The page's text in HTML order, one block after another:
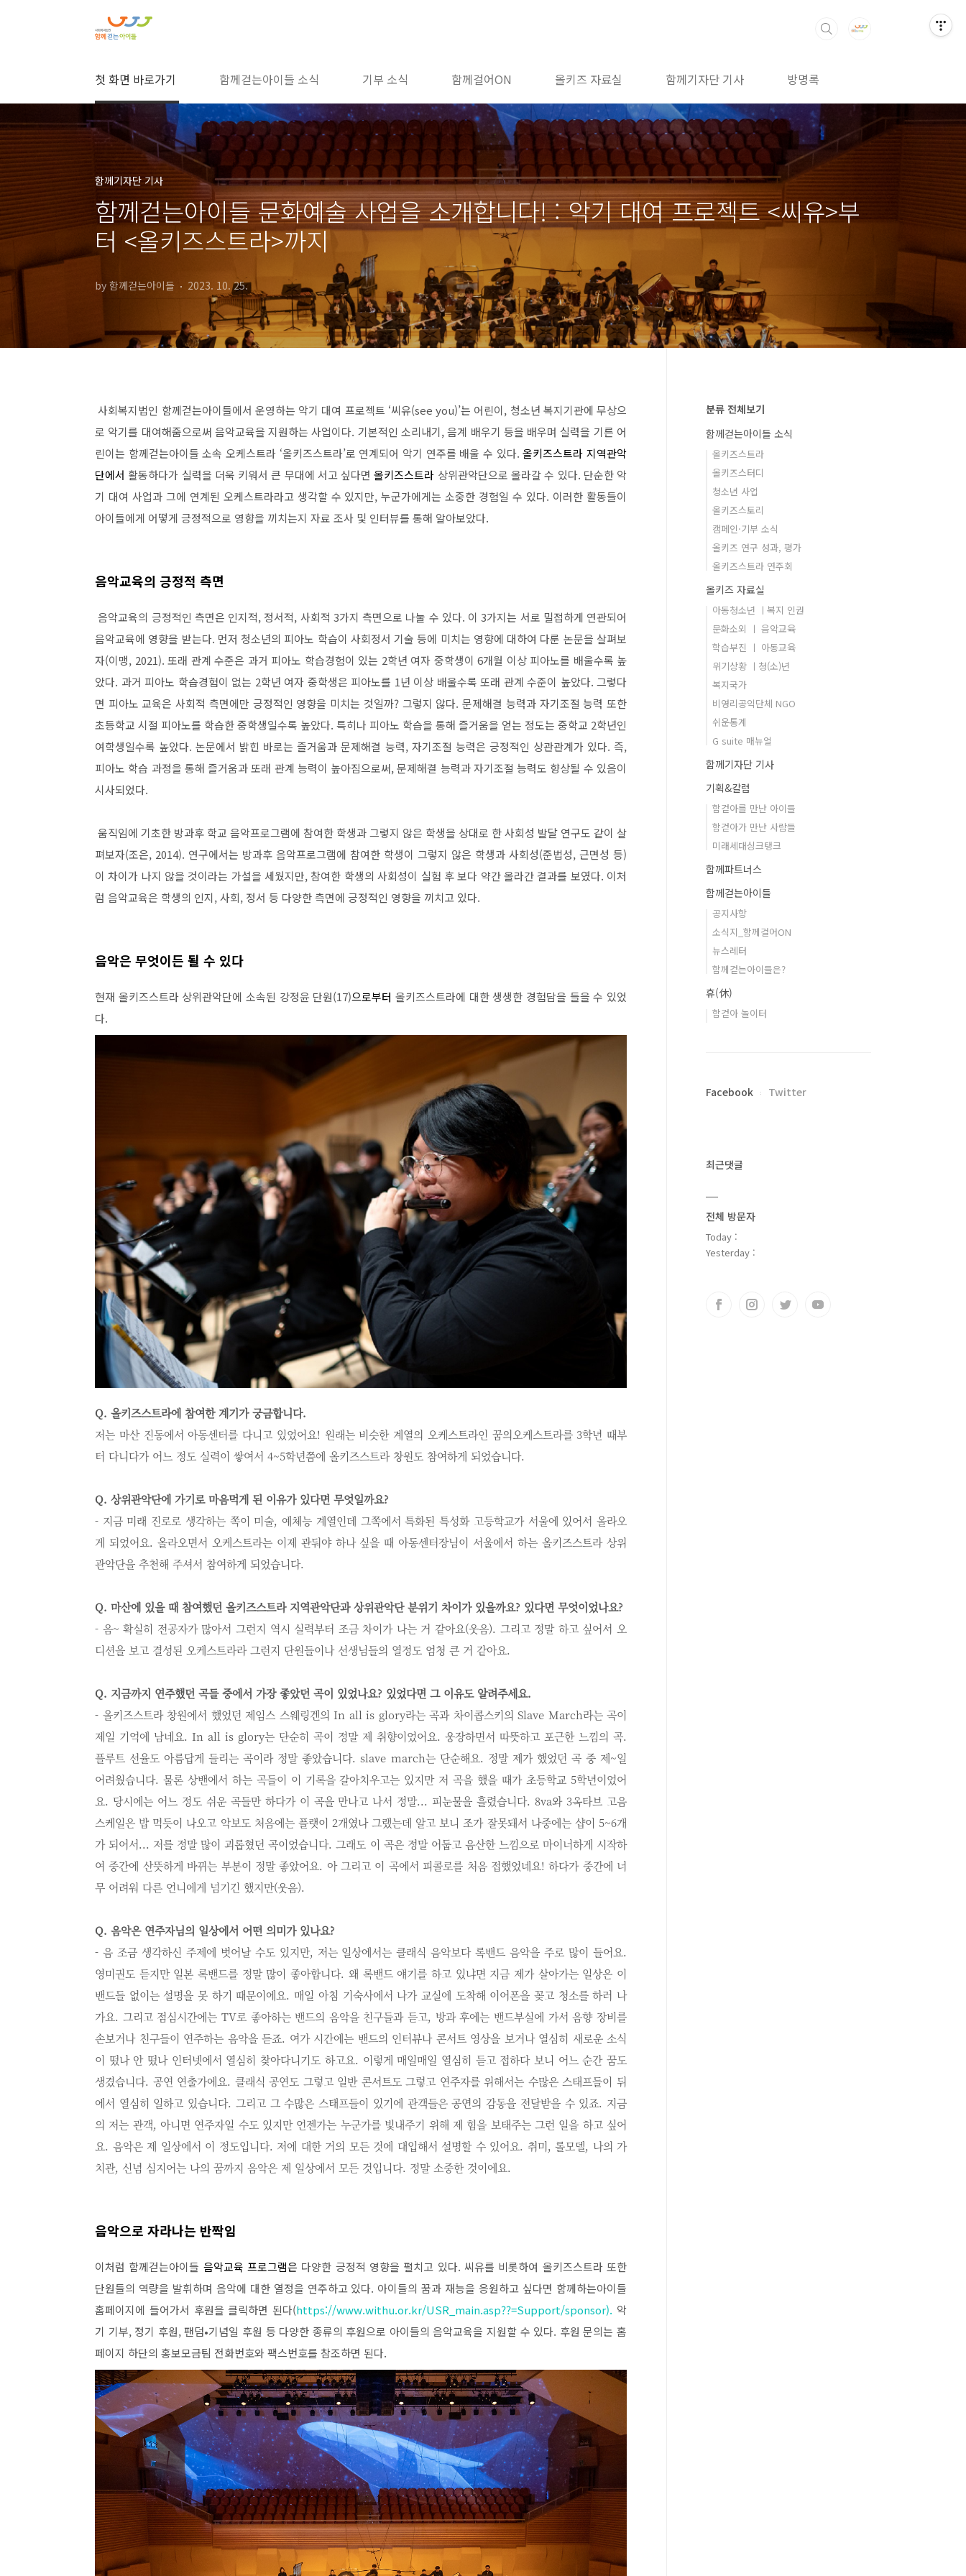
첫 화면 바로가기 함께걷는아이들 소식 기부 소식 함께걸어ON 올키즈 자료실 함께기자단 기사 방명록
함께기자단 기사
함께걷는아이들 문화예술 사업을 소개합니다! : 악기 대여 프로젝트 <씨유>부
터 <올키즈스트라>까지
by 함께걷는아이들 2023. 10. 25.
사회복지법인 함께걷는아이들에서 운영하는 악기 대여 프로젝트 ‘씨유(see you)’는 어린이, 청소년 복지기관에 무상으
로 악기를 대여해줌으로써 음악교육을 지원하는 사업이다. 기본적인 소리내기,음계 배우기 등을 배우며 실력을 기른 어
린이는 함께걷는아이들 소속 오케스트라 ‘올키즈스트라’로 연계되어 악기 연주를 배울 수 있다.올키즈스트라 지역관악
단에서 활동하다가 실력을 더욱 키워서 큰 무대에 서고 싶다면 올키즈스트라 상위관악단으로 올라갈 수 있다. 단순한 악
기 대여 사업과 그에 연계된 오케스트라라고 생각할 수 있지만,누군가에게는 소중한 경험일 수 있다. 이러한 활동들이
아이들에게 어떻게 긍정적으로 영향을 끼치는지 자료 조사 및 인터뷰를 통해 알아보았다.
음악교육의 긍정적 측면
음악교육의 긍정적인 측면은 인지적, 정서적, 사회적 3가지 측면으로 나눌 수 있다. 이3가지는 서로 밀접하게 연관되어
음악교육에 영향을 받는다. 먼저 청소년의 피아노 학습이 사회정서 기술 등에 미치는 영향에 대하여 다룬 논문을 살펴보
자(이맹, 2021). 또래 관계 수준은 과거 피아노 학습경험이 있는 2학년 여자 중학생이 6개월 이상 피아노를 배울수록 높
았다. 과거 피아노 학습경험이 없는 2학년 여자 중학생은 피아노를 1년 이상 배울수록 또래 관계 수준이 높았다. 그렇다
면 피아노 교육은 사회적 측면에만 긍정적인 영향을 미치는 것일까? 그렇지 않다.문제해결 능력과 자기조절 능력 또한
초등학교 시절 피아노를 학습한 중학생일수록 높았다. 특히나 피아노 학습을 통해 즐거움을 얻는 정도는 중학교 2학년인
여학생일수록 높았다.논문에서 밝힌 바로는 즐거움과 문제해결 능력, 자기조절 능력은 긍정적인 상관관계가 있다.즉,
피아노 학습 과정을 통해 즐거움과 또래 관계 능력이 높아짐으로써,문제해결 능력과 자기조절 능력도 향상될 수 있음이
시사되었다.
움직임에 기초한 방과후 학교 음악프로그램에 참여한 학생과 그렇지 않은 학생을 상대로 한 사회성 발달 연구도 같이 살
펴보자(조은, 2014). 연구에서는 방과후 음악프로그램에 참여한 학생이 그렇지 않은 학생과 사회성(준법성, 근면성 등)
이 차이가 나지 않을 것이라는 가설을 세웠지만, 참여한 학생의 사회성이 실험 후 보다 약간 올라간 결과를 보였다. 이처
럼 음악교육은 학생의 인지,사회, 정서 등 다양한 측면에 긍정적인 영향을 끼치고 있다.
음악은 무엇이든 될 수 있다
현재 올키즈스트라 상위관악단에 소속된 강정윤 단원(17)으로부터올키즈스트라에 대한 생생한 경험담을 들을 수 있었
다.
Q. 올키즈스트라에 참여한 계기가 궁금합니다.
저는 마산 진동에서 아동센터를 다니고 있었어요! 원래는 비슷한 계열의 오케스트라인 꿈의오케스트라를 3학년 때부
터 다니다가 어느 정도 실력이 쌓여서 4~5학년쯤에 올키즈스트라 창원도 참여하게 되었습니다.
Q. 상위관악단에 가기로 마음먹게 된 이유가 있다면 무엇일까요?
- 지금 미래 진로로 생각하는 쪽이 미술, 예체능 계열인데 그쪽에서 특화된 특성화 고등학교가 서울에 있어서 올라오
게 되었어요. 올라오면서 오케스트라는 이제 관둬야 하나 싶을 때 아동센터장님이 서울에서 하는 올키즈스트라 상위
관악단을 추천해 주셔서 참여하게 되었습니다.
Q. 마산에 있을 때 참여했던 올키즈스트라 지역관악단과 상위관악단 분위기 차이가 있을까요? 있다면 무엇이었나요?
- 음~ 확실히 전공자가 많아서 그런지 역시 실력부터 조금 차이가 나는 거 같아요(웃음). 그리고 정말 하고 싶어서 오
디션을 보고 결성된 오케스트라라 그런지 단원들이나 선생님들의 열정도 엄청 큰 거 같아요.
Q. 지금까지 연주했던 곡들 중에서 가장 좋았던 곡이 있었나요? 있었다면 그 이유도 알려주세요.
- 올키즈스트라 창원에서 했었던 제임스 스웨링겐의 In all is glory라는 곡과 차이콥스키의 Slave March라는 곡이
제일 기억에 남네요. In all is glory는 단순히 곡이 정말 제 취향이었어요. 웅장하면서 따뜻하고 포근한 느낌의 곡.
플루트 선율도 아름답게 들리는 곡이라 정말 좋았습니다. slave march는 단순해요. 정말 제가 했었던 곡 중 제~일
어려웠습니다. 물론 상밴에서 하는 곡들이 이 기록을 갈아치우고는 있지만 저 곡을 했을 때가 초등학교 5학년이었어
요. 당시에는 어느 정도 쉬운 곡들만 하다가 이 곡을 만나고 나서 정말... 피눈물을 흘렸습니다. 8va와 3옥타브 고음
스케일은 밥 먹듯이 나오고 악보도 처음에는 플랫이 2개였나 그랬는데 알고 보니 조가 잘못돼서 나중에는 샵이 5~6개
가 되어서... 저를 정말 많이 괴롭혔던 곡이었습니다. 그래도 이 곡은 정말 어둡고 음산한 느낌으로 마이너하게 시작하
여 중간에 산뜻하게 바뀌는 부분이 정말 좋았어요. 아 그리고 이 곡에서 피콜로를 처음 접했었네요! 하다가 중간에 너
무 어려워 다른 언니에게 넘기긴 했지만(웃음).
Q. 음악은 연주자님의 일상에서 어떤 의미가 있나요?
- 음 조금 생각하신 주제에 벗어날 수도 있지만, 저는 일상에서는 클래식 음악보다 록밴드 음악을 주로 많이 들어요.
영미권도 듣지만 일본 록밴드를 정말 많이 좋아합니다. 왜 록밴드 얘기를 하고 있냐면 지금 제가 살아가는 일상은 이
밴드들 없이는 설명을 못 하기 때문이에요. 매일 아침 기숙사에서 나가 교실에 도착해 이어폰을 꽂고 청소를 하러 나
가요. 그리고 점심시간에는 TV로 좋아하는 밴드의 음악을 친구들과 듣고, 방과 후에는 밴드부실에 가서 음향 장비를
손보거나 친구들이 연주하는 음악을 듣죠. 여가 시간에는 밴드의 인터뷰나 콘서트 영상을 보거나 열심히 새로운 소식
이 떴나 안 떴나 인터넷에서 열심히 찾아다니기도 하고요. 이렇게 매일매일 열심히 듣고 접하다 보니 어느 순간 꿈도
생겼습니다. 공연 연출가에요. 클래식 공연도 그렇고 일반 콘서트도 그렇고 연주자를 위해서는 수많은 스태프들이 뒤
에서 열심히 일하고 있습니다. 그리고 그 수많은 스태프들이 있기에 관객들은 공연의 감동을 전달받을 수 있죠. 지금
의 저는 관객, 아니면 연주자일 수도 있지만 언젠가는 누군가를 빛내주기 위해 제 힘을 보태주는 그런 일을 하고 싶어
요. 음악은 제 일상에서 이 정도입니다. 저에 대한 거의 모든 것에 대입해서 설명할 수 있어요. 취미, 롤모델, 나의 가
치관, 신념 심지어는 나의 꿈까지 음악은 제 일상에서 모든 것입니다. 정말 소중한 것이에요.
음악으로 자라나는 반짝임
이처럼 함께걷는아이들 음악교육 프로그램은 다양한 긍정적 영향을 펼치고 있다. 씨유를 비롯하여 올키즈스트라 또한
단원들의 역량을 발휘하며 음악에 대한 열정을 연주하고 있다. 아이들의 꿈과 재능을 응원하고 싶다면 함께하는아이들
홈페이지에 들어가서 후원을 클릭하면 된다(https://www.withu.or.kr/USR_main.asp??=Support/sponsor). 악
기 기부, 정기 후원,팬덤•기념일 후원 등 다양한 종류의 후원으로 아이들의 음악교육을 지원할 수 있다. 후원 문의는 홈
페이지 하단의 홍보모금팀 전화번호와 팩스번호를 참조하면 된다.
분류 전체보기
함께걷는아이들 소식
올키즈스트라
올키즈스터디
청소년 사업
올키즈스토리
캠페인·기부 소식
올키즈 연구 성과, 평가
올키즈스트라 연주회
올키즈 자료실
아동청소년 ㅣ복지 인권
문화소외 ㅣ 음악교육
학습부진 ㅣ 아동교육
위기상황 ㅣ청(소)년
복지국가
비영리공익단체 NGO
쉬운통계
G suite 매뉴얼
함께기자단 기사
기획&칼럼
함걷아를 만난 아이들
함걷아가 만난 사람들
미래세대싱크탱크
함께파트너스
함께걷는아이들
공지사항
소식지_함께걸어ON
뉴스레터
함께걷는아이들은?
휴(休)
함걷아 놀이터
Facebook Twitter
최근댓글
전체 방문자
Today :
Yesterday :